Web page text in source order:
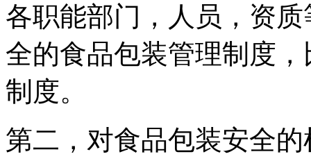
各职能部门，人员，资
全的食品包装管理制度
制度。
第二，对食品包装安全